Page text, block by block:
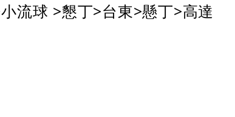
流球 >懇丁>台東>懸丁>高達